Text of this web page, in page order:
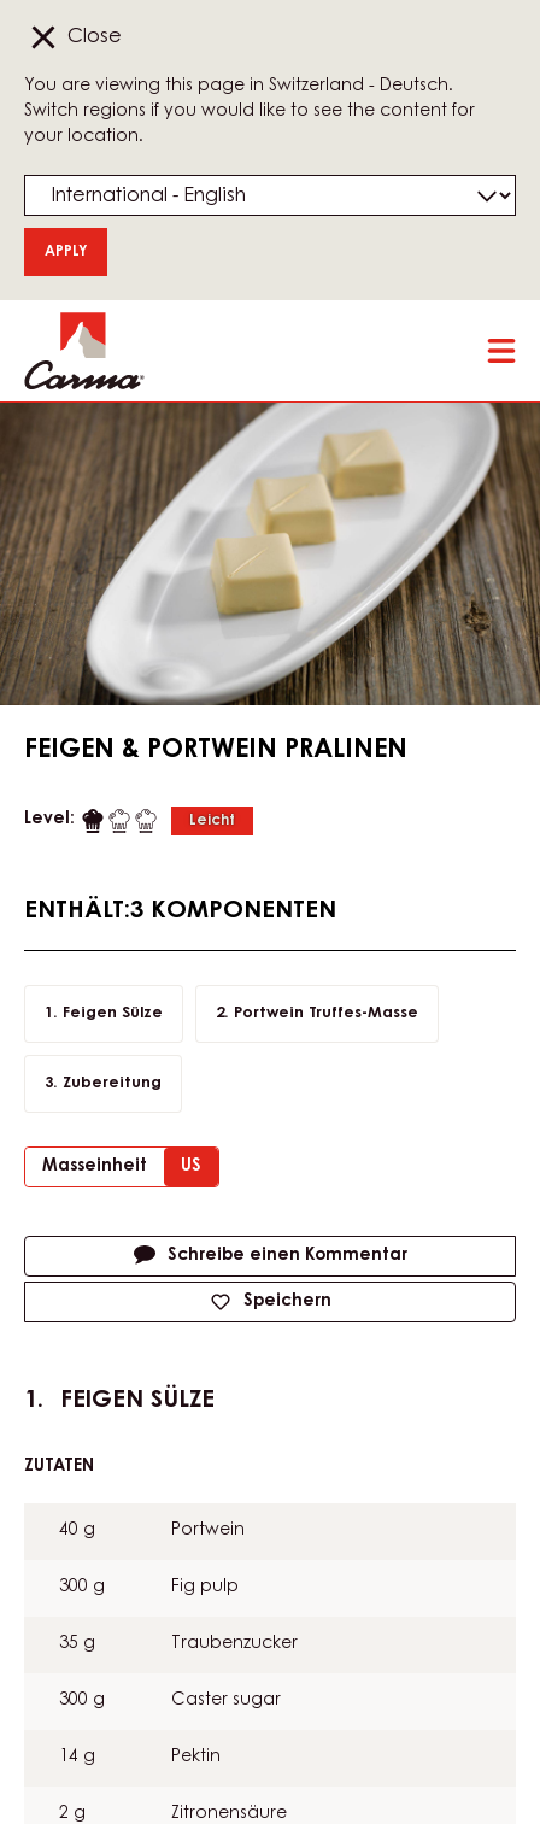
Close
You are viewing this page in Switzerland - Deutsch.
Switch regions if you would like to see the content for
your location.
to
main
FEIGEN & PORTWEIN PRALINEN
Level: Leicht
ENTHÄLT:3 KOMPONENTEN
Feigen Sülze Portwein Truffes-Masse
Zubereitung
Masseinheit US
Schreibe einen Kommentar
Speichern
FEIGEN SÜLZE
ZUTATEN
40 g
Portwein
300 g Fig pulp
35 g Traubenzucker
300 g Caster sugar
14 g Pektin
2 g Zitronensäure